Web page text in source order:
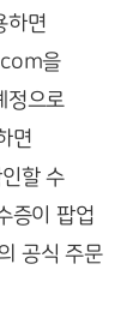
하면
을
정으로
면
할 수
증이 팝업
공식 주문